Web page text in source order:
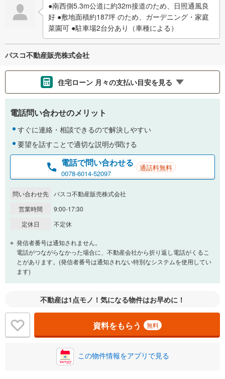
●南西側5.3m公道に約32m接道のため、日照通風良
好 ●敷地面積約187坪 のため、ガーデニング・家庭
菜園可 ●駐車場2台分あり（車種による）
パスコ不動産販売株式会社
住宅ローン 月々の支払い目安を見る
支払いの目安をシミュレーションすることができます。
金利
0.01%
一般的には最長35年まで借り入れ可能です。多くの金融機関
閉じる
頭金
0万円 2,300万円
自己資金から住宅購入にかけられる金額を入力してくださ
閉じる
ボーナス
万円
0円
電話問い合わせのメリット
すぐに連絡・相談できるので解決しやすい
要望を話すことで適切な説明が聞ける
電話で問い合わせる
0078-6014-52097
通話料無料
問い合わせ先
パスコ不動産販売株式会社
営業時間
9:00-17:30
定休日
不定休
発信者番号は通知されません。
電話がつながらなかった場合に、不動産会社から折り返し電話がくるこ
とがあります。(発信者番号は通知されない特別なシステムを使用してい
ます)
不動産は1点モノ！気になる物件はお早めに！
資料をもらう 無料
この物件情報をアプリで見る